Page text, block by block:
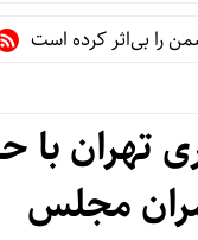
بی‌اثر کرده است
با
مجلس